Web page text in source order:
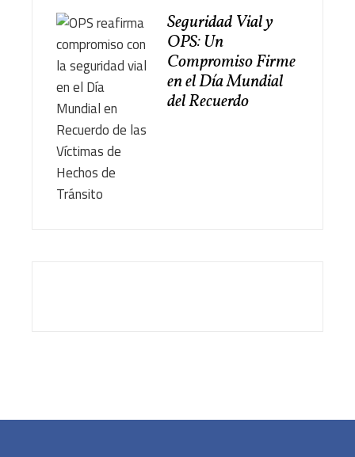
Seguridad Vial y
OPS: Un
Compromiso Firme
en el Día Mundial
del Recuerdo